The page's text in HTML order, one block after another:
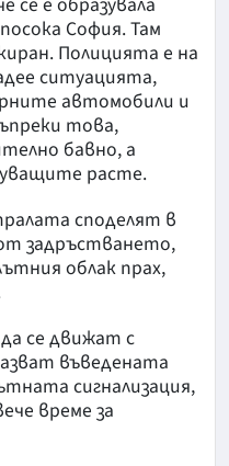
София. Там
Полицията е на
ситуацията,
автомобили и
това,
бавно, а
расте.
споделят в
задръстването,
облак прах,
се движат с
въведената
сигнализация,
време за